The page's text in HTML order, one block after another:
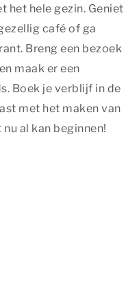
het hele gezin. Geniet
café of ga
Breng een bezoek
maak er een
Boek je verblijf in de
met het maken van
al kan beginnen!